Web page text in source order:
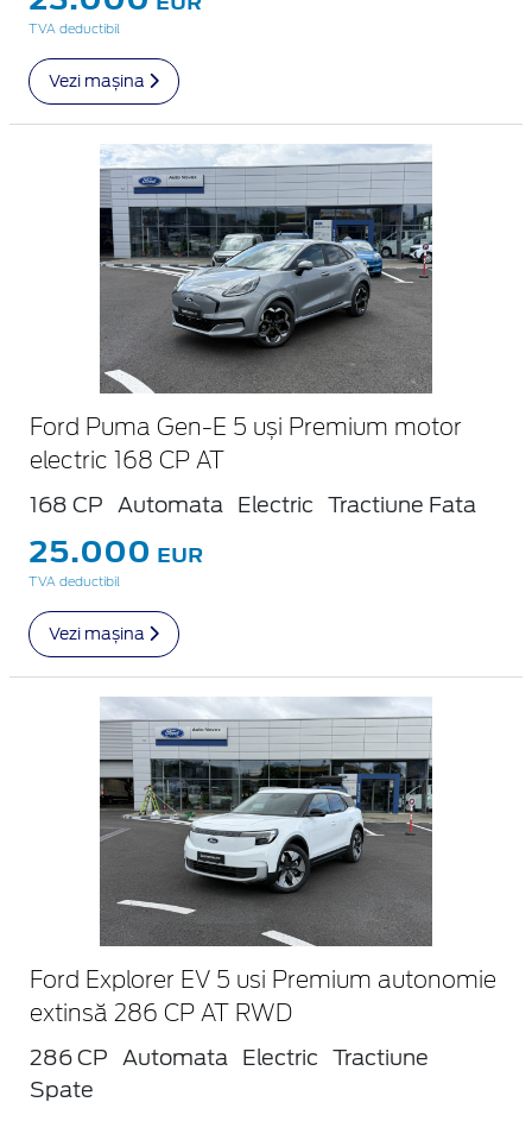
TVA deductibil
Vezi mașina
Ford Puma Gen-E 5 uși Premium motor
electric 168 CP AT
168 CP Automata Electric Tractiune Fata
25.000 EUR
TVA deductibil
Vezi mașina
Ford Explorer EV 5 usi Premium autonomie
extinsă 286 CP AT RWD
286 CP Automata Electric
Tractiune
Spate